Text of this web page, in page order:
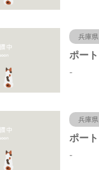
兵庫県
-
兵庫県
-